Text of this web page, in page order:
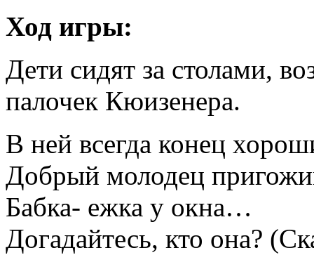
Ход игры:
Дети сидят за столами,
палочек Кюизенера.
В ней всегда конец
Добрый молодец
Бабка- ежка у окна…
Догадайтесь, кто она?